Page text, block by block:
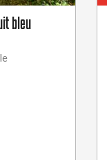
bleu